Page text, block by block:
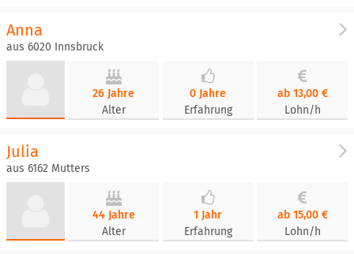
Anna
aus 6020 Innsbruck
26 Jahre
Alter
0 Jahre
Erfahrung
ab 13,00 €
Lohn/h
Julia
aus 6162 Mutters
44 Jahre
Alter
1 Jahr
Erfahrung
ab 15,00 €
Lohn/h